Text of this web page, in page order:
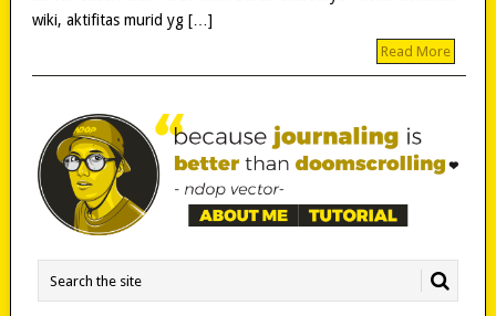
wiki, aktifitas murid yg […]
Read More